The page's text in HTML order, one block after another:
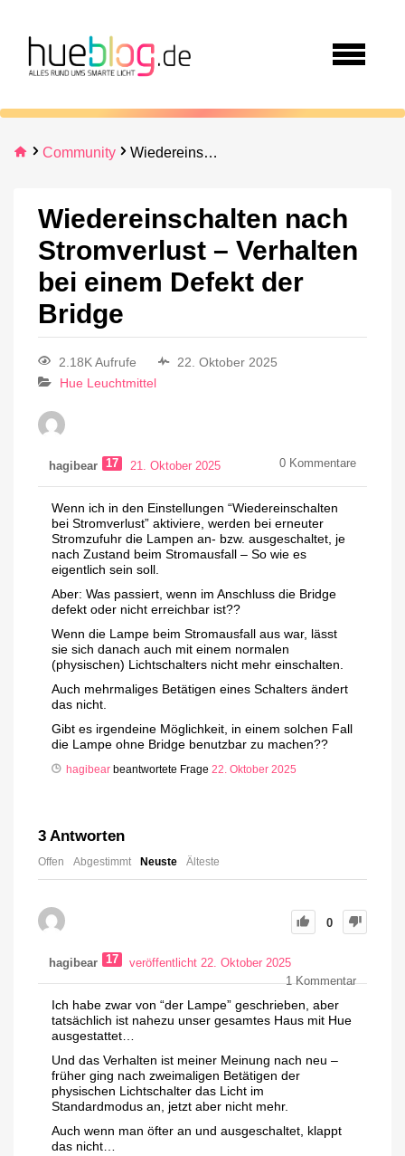
Community Wiedereinschalten nach Stromverlust – Verhalten bei einem Defekt der Bridge
Wiedereinschalten nach
Stromverlust – Verhalten
bei einem Defekt der
Bridge
2.18K Aufrufe
22. Oktober 2025
Hue Leuchtmittel
hagibear 17 21. Oktober 2025 0 Kommentare
Wenn ich in den Einstellungen “Wiedereinschalten
bei Stromverlust” aktiviere, werden bei erneuter
Stromzufuhr die Lampen an- bzw. ausgeschaltet, je
nach Zustand beim Stromausfall – So wie es
eigentlich sein soll.
Aber: Was passiert, wenn im Anschluss die Bridge
defekt oder nicht erreichbar ist??
Wenn die Lampe beim Stromausfall aus war, lässt
sie sich danach auch mit einem normalen
(physischen) Lichtschalters nicht mehr einschalten.
Auch mehrmaliges Betätigen eines Schalters ändert
das nicht.
Gibt es irgendeine Möglichkeit, in einem solchen Fall
die Lampe ohne Bridge benutzbar zu machen??
hagibear beantwortete Frage 22. Oktober 2025
3 Antworten
Offen Abgestimmt Neuste Älteste
0
hagibear 17
veröffentlicht 22. Oktober 2025
1Kommentar
Ich habe zwar von “der Lampe” geschrieben, aber
tatsächlich ist nahezu unser gesamtes Haus mit Hue
ausgestattet…
Und das Verhalten ist meiner Meinung nach neu –
früher ging nach zweimaligen Betätigen der
physischen Lichtschalter das Licht im
Standardmodus an, jetzt aber nicht mehr.
Auch wenn man öfter an und ausgeschaltet, klappt
das nicht…